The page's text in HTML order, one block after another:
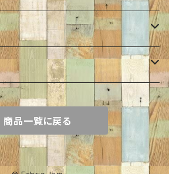
商品一覧に戻る